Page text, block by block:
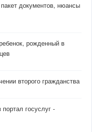
документов, нюансы
рожденный в
второго гражданства
госуслуг -